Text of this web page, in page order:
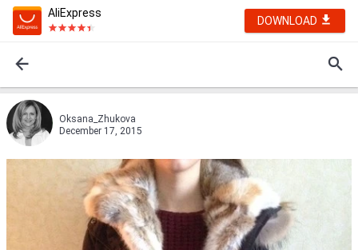
AliExpress
DOWNLOAD
Oksana_Zhukova
December 17, 2015